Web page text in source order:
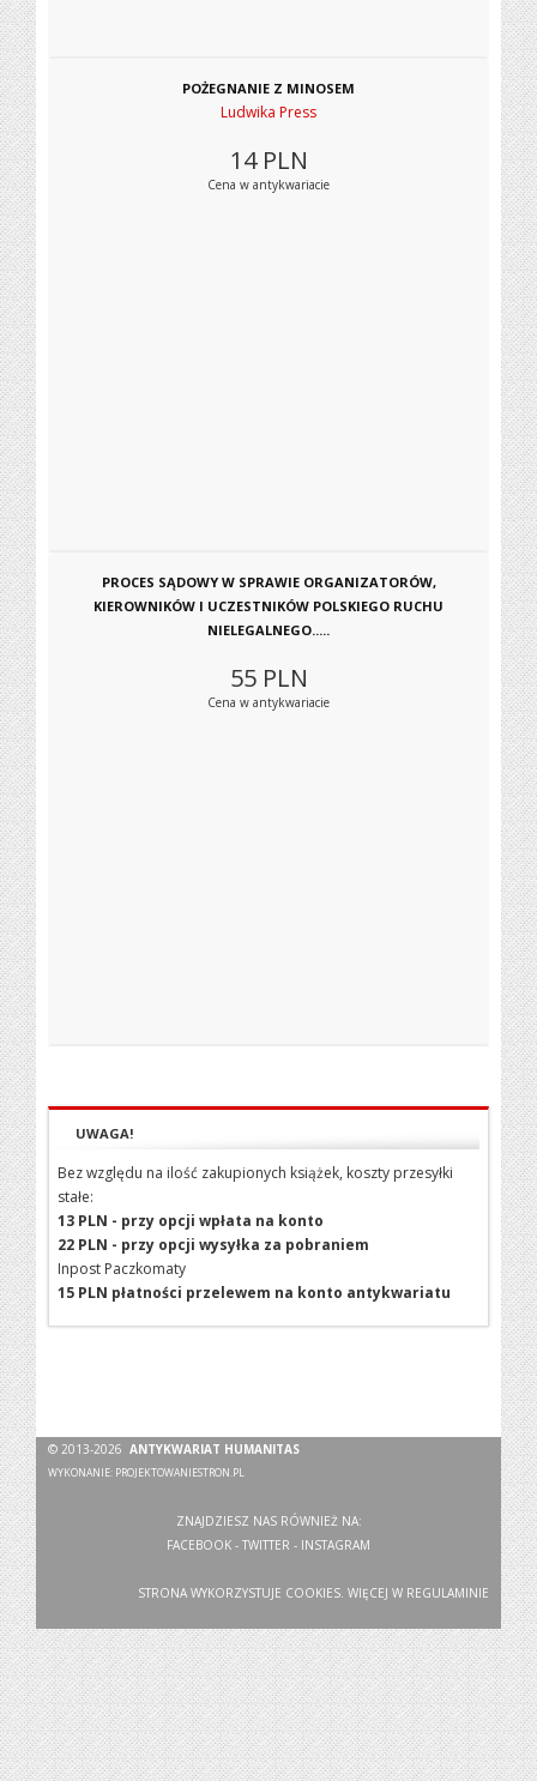
POŻEGNANIE Z MINOSEM
Ludwika Press
14 PLN
Cena w antykwariacie
PROCES SĄDOWY W SPRAWIE ORGANIZATORÓW,
KIEROWNIKÓW I UCZESTNIKÓW POLSKIEGO RUCHU
NIELEGALNEGO.....
55 PLN
Cena w antykwariacie
UWAGA!
Bez względu na ilość zakupionych książek, koszty przesyłki
stałe:
13 PLN - przy opcji wpłata na konto
22 PLN - przy opcji wysyłka za pobraniem
Inpost Paczkomaty
15 PLN płatności przelewem na konto antykwariatu
© 2013-2026ANTYKWARIAT HUMANITAS
WYKONANIE: PROJEKTOWANIESTRON.PL
ZNAJDZIESZ NAS RÓWNIEŻ NA:
FACEBOOK - TWITTER - INSTAGRAM
STRONA WYKORZYSTUJE COOKIES. WIĘCEJ W REGULAMINIE